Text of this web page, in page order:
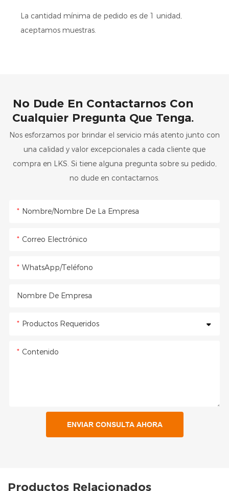
La cantidad mínima de pedido es de 1 unidad,
aceptamos muestras.
No Dude En Contactarnos Con
Cualquier Pregunta Que Tenga.
Nos esforzamos por brindar el servicio más atento junto con
una calidad y valor excepcionales a cada cliente que
compra en LKS. Si tiene alguna pregunta sobre su pedido,
no dude en contactarnos.
Nombre/Nombre De La Empresa
Correo Electrónico
WhatsApp/Teléfono
Nombre De Empresa
Productos Requeridos
Contenido
ENVIAR CONSULTA AHORA
Productos Relacionados